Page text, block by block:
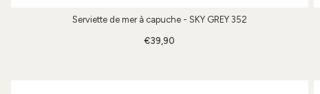
Serviette de mer à capuche - SKY GREY 352
€39,90